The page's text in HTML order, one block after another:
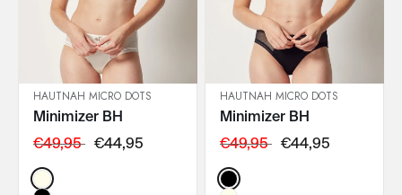
IN DEN WARENKORB
HAUTNAH MICRO DOTS
Minimizer BH
€49,95 €44,95
Color:
IN DEN WARENKORB
HAUTNAH MICRO DOTS
Minimizer BH
€49,95 €44,95
Color: